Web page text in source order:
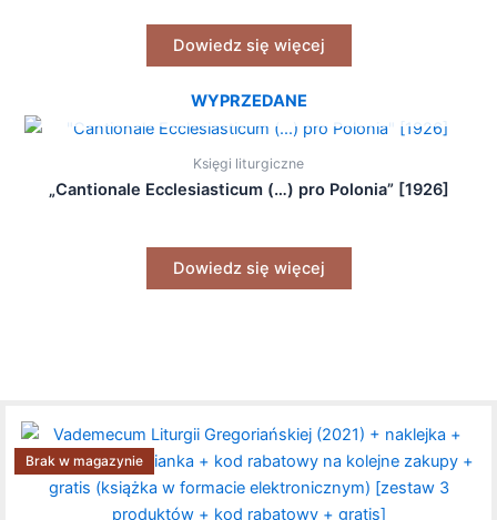
Dowiedz się więcej
WYPRZEDANE
Księgi liturgiczne
„Cantionale Ecclesiasticum (…) pro Polonia” [1926]
Dowiedz się więcej
Brak w magazynie